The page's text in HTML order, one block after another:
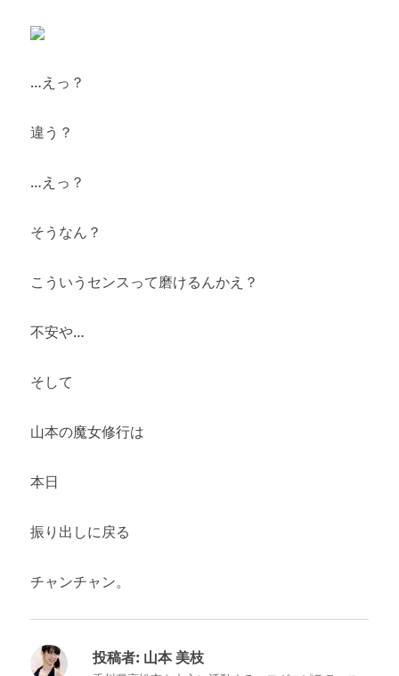
…えっ？
違う？
…えっ？
そうなん？
こういうセンスって磨けるんかえ？
不安や…
そして
山本の魔女修行は
本日
振り出しに戻る
チャンチャン。
投稿者: 山本 美枝